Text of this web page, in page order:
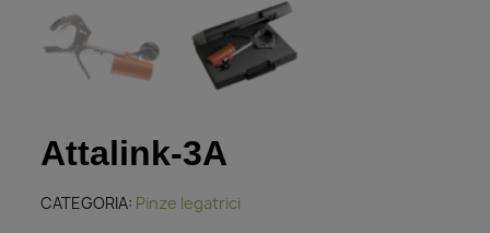
Attalink-3A
CATEGORIA Pinze legatrici